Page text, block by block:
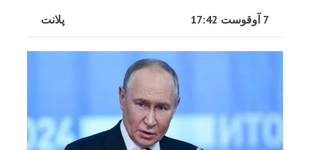
پلانت 7 آوقوست 17:42